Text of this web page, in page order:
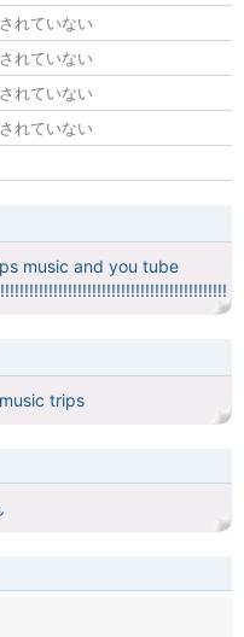
れていない
れていない
れていない
れていない
music and you tube
trips